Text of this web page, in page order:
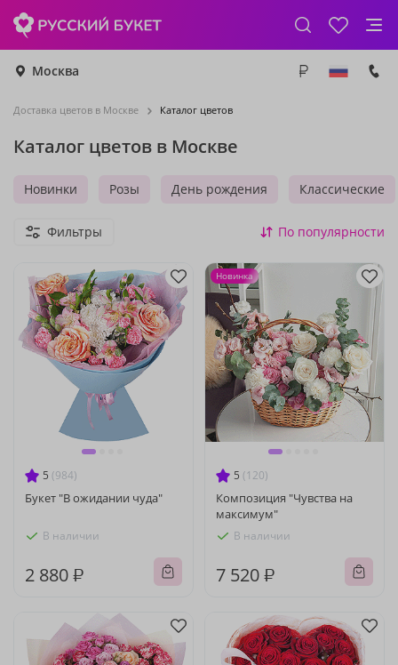
Москва
Доставка цветов в Москве Каталог цветов
Каталог цветов в Москве
Новинки Розы День рождения Классические
Фильтры По популярности
5 (984)
Букет "В ожидании чуда"
В наличии
2 880 ₽
5 (120)
Композиция "Чувства на
максимум"
В наличии
7 520 ₽
Новинка